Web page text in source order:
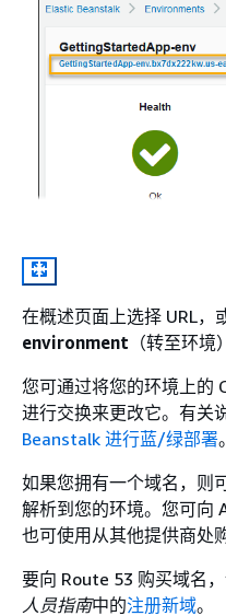
在概述页面上选择 URL，
environment （转至环
您可通过将您的环境上的
进行交换来更改它。有关
Beanstalk 进行蓝/绿部署。
如果您拥有一个域名，则
解析到您的环境。您可向
也可使用从其他提供商处
要向 Route 53 购买域名
人员指南中的注册新域。